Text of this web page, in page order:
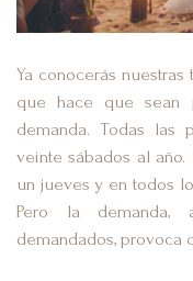
Ya conocerás
que hace que sean
demanda. Todas las
veinte sábados al
un jueves y en todos
Pero la demanda,
demandados, provoca